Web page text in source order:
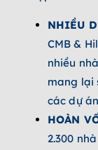
NHIỀU
CMB &
nhiều
mang lại
các dự
HOÀN
2.300